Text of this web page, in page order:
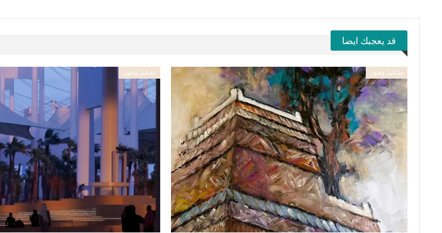
قد يعجبك ايضا
تشكيل وفنون تشكيل وفنون